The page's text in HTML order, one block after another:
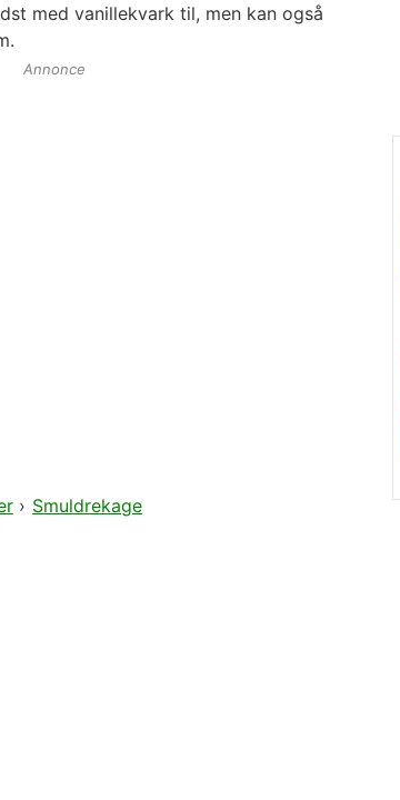
med vanillekvark til, men kan også
Annonce
› Smuldrekage